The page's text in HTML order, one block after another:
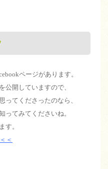
ページがあります。
公開していますので、
ってくださったのなら、
ってみてくださいね。
す。
＜